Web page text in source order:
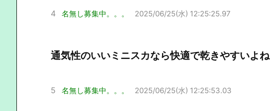
4 名無し募集中。。。 2025/06/25(水) 12:25:25.97
通気性のいいミニスカなら快適で乾きやすいよね
5 名無し募集中。。。 2025/06/25(水) 12:25:53.03